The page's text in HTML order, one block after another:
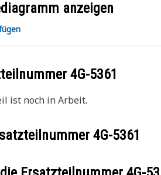
anzeigen
4G-5361
ist noch in Arbeit.
4G-5361